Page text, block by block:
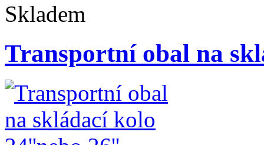
Skladem
Transportní obal na